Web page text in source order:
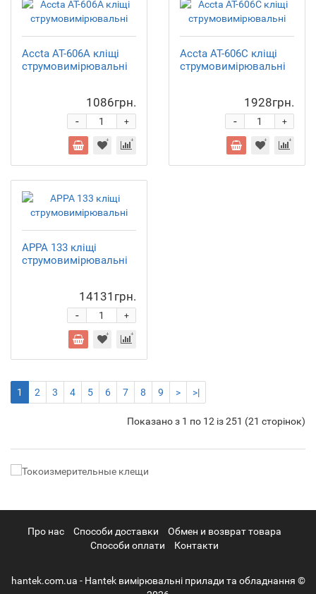
Accta AT-606A кліщі
струмовимірювальні
1086грн.
+
-
Accta AT-606C кліщі
струмовимірювальні
1928грн.
+
-
APPA 133 кліщі
струмовимірювальні
14131грн.
+
-
1 2 3 4 5 6 7 8 9 > >|
Показано з 1 по 12 із 251 (21 сторінок)
Про нас Cпособи доставки
Обмен и возврат товара
Способи оплати
Контакти
hantek.com.ua - Hantek вимірювальні прилади та обладнання ©